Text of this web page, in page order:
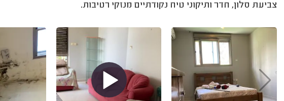
צביעת סלון, חדר ותיקוני טיח נקודתיים מנזקי רטיבות.